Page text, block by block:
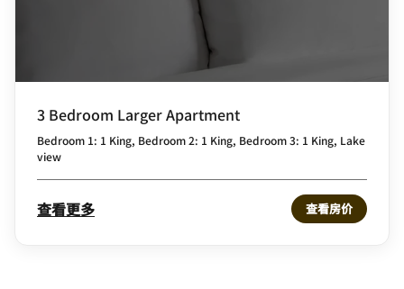
3 Bedroom Larger Apartment
Bedroom 1: 1 King, Bedroom 2: 1 King, Bedroom 3: 1 King, Lake
view
查看更多 查看房价